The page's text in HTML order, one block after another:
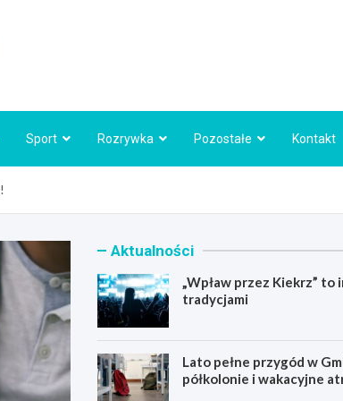
Sport Rozrywka Pozostałe Kontakt
Aktualności
„Wpław przez Kiekrz” to
tradycjami
Lato pełne przygód w
półkolonie i wakacyjne